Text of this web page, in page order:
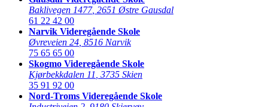
Baklivegen 1477, 2651 Østre Gausdal
61 22 42 00
Narvik Videregående Skole
Øvreveien 24 8516 Narvik
75 65 65 00
Skogmo Videregående Skole
Kjørbekkdalen 11 3735 Skien
35 91 92 00
Nord-Troms Videregående Skole